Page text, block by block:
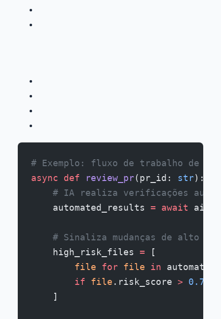
# Exemplo: fluxo de trabalho de
async def review_pr(pr_id: str):
# IA realiza verificações
    automated_results
= await
# Sinaliza mudanças de alto
    high_risk_files
= [
        file
for file in
        if
file .risk_score > 0.7
    ]